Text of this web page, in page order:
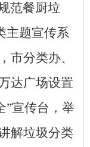
范餐厨垃
主题宣传系
市分类办、
达广场设置
”宣传台，举
解垃圾分类